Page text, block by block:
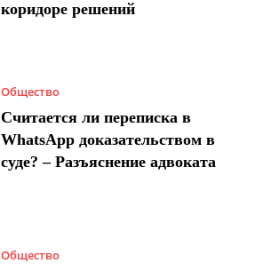
коридоре решений
Общество
Считается ли переписка в
WhatsApp доказательством в
суде? – Разъяснение адвоката
Общество